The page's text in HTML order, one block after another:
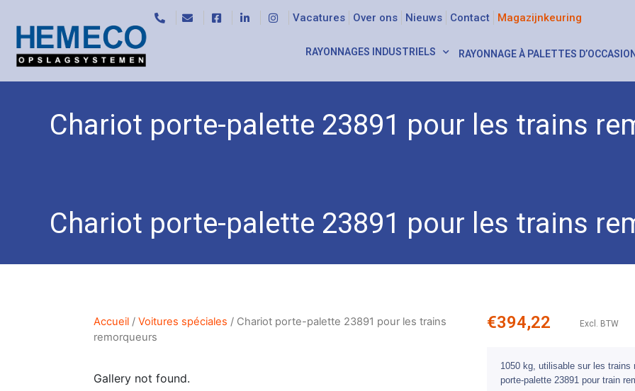
Vacatures Over ons Nieuws Contact Magazijnkeuring
RAYONNAGES INDUSTRIELS RAYONNAGE À PALETTES
Chariot porte-palette 23891 pour les trains
Chariot porte-palette 23891 pour les trains
Accueil / Voitures spéciales / Chariot porte-palette 23891 pour les trains
remorqueurs
Gallery not found.
€394,22 Excl. BTW
1050 kg, utilisable sur les trains
porte-palette 23891 pour train